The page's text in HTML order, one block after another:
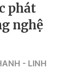
phát
nghệ
- LINH